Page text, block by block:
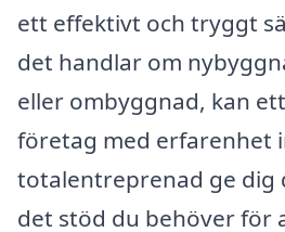
ett effektivt och tryggt
det handlar om
eller ombyggnad, kan
företag med erfarenhet
totalentreprenad ge dig
det stöd du behöver för